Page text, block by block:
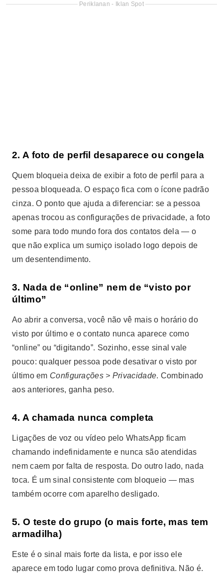
Periklanan - Iklan Spot
2. A foto de perfil desaparece ou congela
Quem bloqueia deixa de exibir a foto de perfil para a
pessoa bloqueada. O espaço fica com o ícone padrão
cinza. O ponto que ajuda a diferenciar: se a pessoa
apenas trocou as configurações de privacidade, a foto
some para todo mundo fora dos contatos dela — o
que não explica um sumiço isolado logo depois de
um desentendimento.
3. Nada de “online” nem de “visto por
último”
Ao abrir a conversa, você não vê mais o horário do
visto por último e o contato nunca aparece como
“online” ou “digitando”. Sozinho, esse sinal vale
pouco: qualquer pessoa pode desativar o visto por
último em Configurações > Privacidade. Combinado
aos anteriores, ganha peso.
4. A chamada nunca completa
Ligações de voz ou vídeo pelo WhatsApp ficam
chamando indefinidamente e nunca são atendidas
nem caem por falta de resposta. Do outro lado, nada
toca. É um sinal consistente com bloqueio — mas
também ocorre com aparelho desligado.
5. O teste do grupo (o mais forte, mas tem
armadilha)
Este é o sinal mais forte da lista, e por isso ele
aparece em todo lugar como prova definitiva. Não é.